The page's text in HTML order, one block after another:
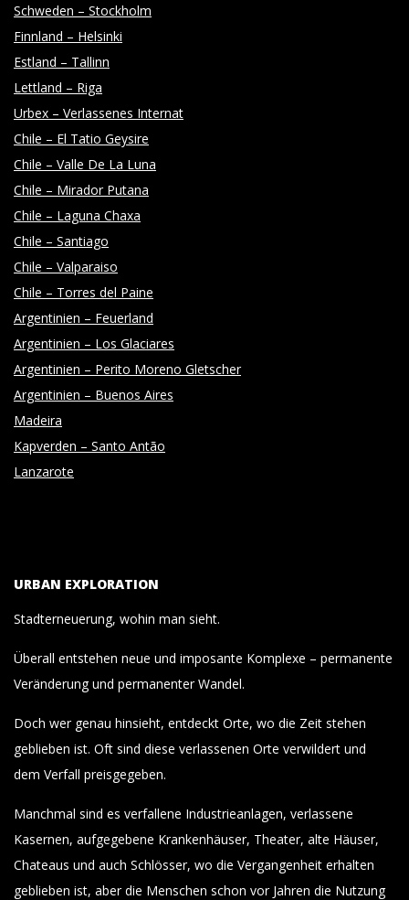
Schweden – Stockholm
Finnland – Helsinki
Estland – Tallinn
Lettland – Riga
Urbex – Verlassenes Internat
Chile – El Tatio Geysire
Chile – Valle De La Luna
Chile – Mirador Putana
Chile – Laguna Chaxa
Chile – Santiago
Chile – Valparaiso
Chile – Torres del Paine
Argentinien – Feuerland
Argentinien – Los Glaciares
Argentinien – Perito Moreno Gletscher
Argentinien – Buenos Aires
Madeira
Kapverden – Santo Antão
Lanzarote
URBAN EXPLORATION
Stadterneuerung, wohin man sieht.
Überall entstehen neue und imposante Komplexe – permanente
Veränderung und permanenter Wandel.
Doch wer genau hinsieht, entdeckt Orte, wo die Zeit stehen
geblieben ist. Oft sind diese verlassenen Orte verwildert und
dem Verfall preisgegeben.
Manchmal sind es verfallene Industrieanlagen, verlassene
Kasernen, aufgegebene Krankenhäuser, Theater, alte Häuser,
Chateaus und auch Schlösser, wo die Vergangenheit erhalten
geblieben ist, aber die Menschen schon vor Jahren die Nutzung